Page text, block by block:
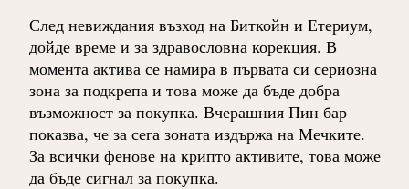
След невиждания възход на Биткойн и Етериум,
дойде време и за здравословна корекция. В
момента актива се намира в първата си сериозна
зона за подкрепа и това може да бъде добра
възможност за покупка. Вчерашния Пин бар
показва, че за сега зоната издържа на Мечките.
За всички фенове на крипто активите, това може
да бъде сигнал за покупка.